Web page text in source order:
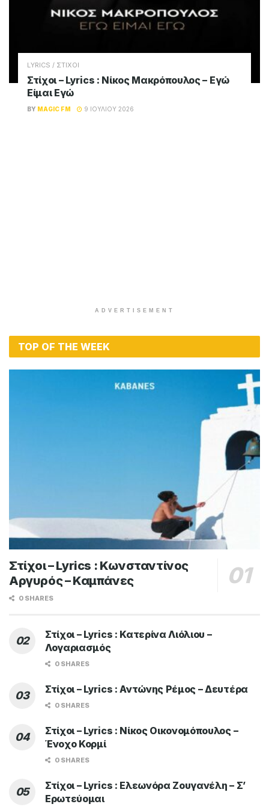
LYRICS / ΣΤΙΧΟΙ
Στίχοι – Lyrics : Νίκος Μακρόπουλος – Εγώ
Είμαι Εγώ
BY MAGIC FM 9 ΙΟΥΛΊΟΥ 2026
ADVERTISEMENT
TOP OF THE WEEK
Στίχοι – Lyrics : Κωνσταντίνος
Αργυρός – Καμπάνες
0 SHARES
Στίχοι – Lyrics : Κατερίνα Λιόλιου –
Λογαριασμός
0 SHARES
Στίχοι – Lyrics : Αντώνης Ρέμος – Δευτέρα
0 SHARES
Στίχοι – Lyrics : Νίκος Οικονομόπουλος –
Ένοχο Κορμί
0 SHARES
Στίχοι – Lyrics : Ελεωνόρα Ζουγανέλη – Σ’
Ερωτεύομαι